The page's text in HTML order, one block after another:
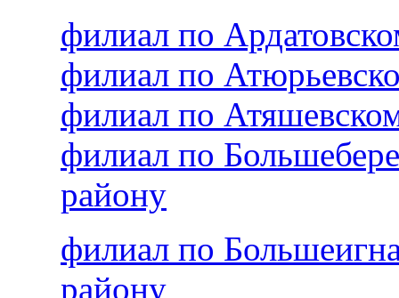
филиал по
филиал по
филиал по
филиал по
району
филиал по
району